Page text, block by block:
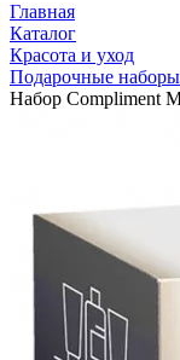
Главная
Каталог
Красота и уход
Подарочные
Набор Compliment